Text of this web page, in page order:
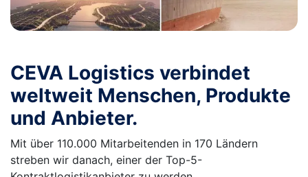
CEVA Logistics verbindet
weltweit Menschen, Produkte
und Anbieter.
Mit über 110.000 Mitarbeitenden in 170 Ländern
streben wir danach, einer der Top-5-